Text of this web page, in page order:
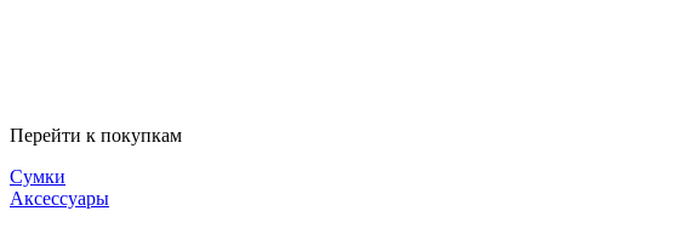
Перейти к покупкам
Сумки
Аксессуары